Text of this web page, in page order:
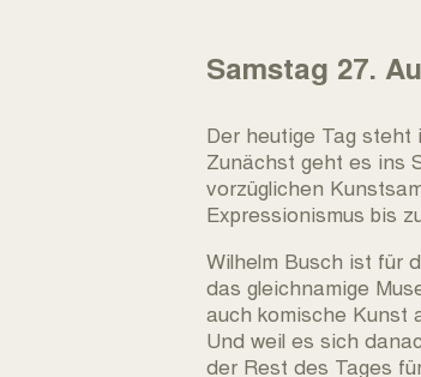
Samstag 27.
Der heutige Tag steht
Zunächst geht es ins
vorzüglichen
Expressionismus bis
Wilhelm Busch ist für
das gleichnamige
auch komische Kunst
Und weil es sich
der Rest des Tages